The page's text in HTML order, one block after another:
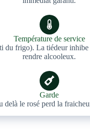
Température de service
du frigo). La tiédeur inhibe
rendre alcooleux.
Garde
delà le rosé perd la